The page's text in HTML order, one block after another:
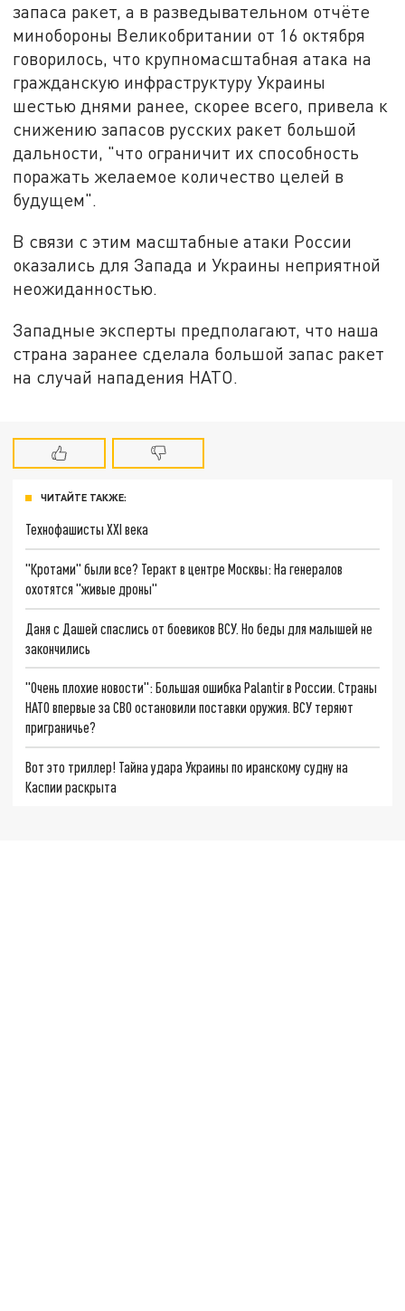
запаса ракет, а в разведывательном отчёте
минобороны Великобритании от 16 октября
говорилось, что крупномасштабная атака на
гражданскую инфраструктуру Украины
шестью днями ранее, скорее всего, привела к
снижению запасов русских ракет большой
дальности, "что ограничит их способность
поражать желаемое количество целей в
будущем".
В связи с этим масштабные атаки России
оказались для Запада и Украины неприятной
неожиданностью.
Западные эксперты предполагают, что наша
страна заранее сделала большой запас ракет
на случай нападения НАТО.
ЧИТАЙТЕ ТАКЖЕ:
Технофашисты XXI века
"Кротами" были все? Теракт в центре Москвы: На генералов
охотятся "живые дроны"
Даня с Дашей спаслись от боевиков ВСУ. Но беды для малышей не
закончились
"Очень плохие новости": Большая ошибка Palantir в России. Страны
НАТО впервые за СВО остановили поставки оружия. ВСУ теряют
приграничье?
Вот это триллер! Тайна удара Украины по иранскому судну на
Каспии раскрыта